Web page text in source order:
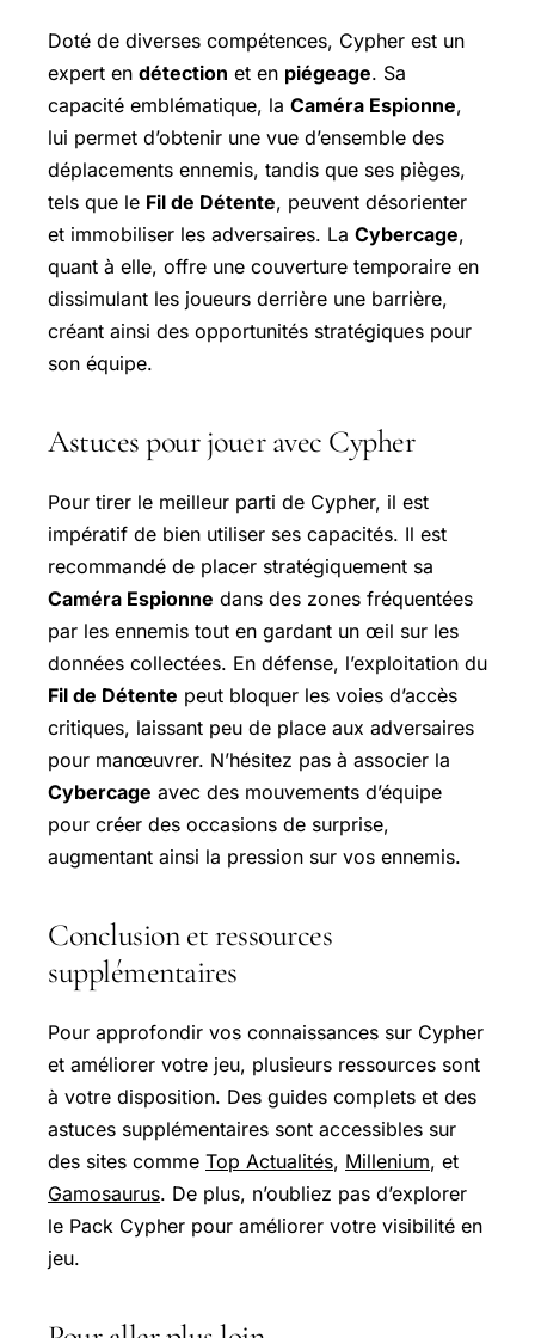
Doté de diverses compétences, Cypher est un
expert en détection et en piégeage. Sa
capacité emblématique, la Caméra Espionne,
lui permet d’obtenir une vue d’ensemble des
déplacements ennemis, tandis que ses pièges,
tels que le Fil de Détente, peuvent désorienter
et immobiliser les adversaires. La Cybercage,
quant à elle, offre une couverture temporaire en
dissimulant les joueurs derrière une barrière,
créant ainsi des opportunités stratégiques pour
son équipe.
Astuces pour jouer avec Cypher
Pour tirer le meilleur parti de Cypher, il est
impératif de bien utiliser ses capacités. Il est
recommandé de placer stratégiquement sa
Caméra Espionne dans des zones fréquentées
par les ennemis tout en gardant un œil sur les
données collectées. En défense, l’exploitation du
Fil de Détente peut bloquer les voies d’accès
critiques, laissant peu de place aux adversaires
pour manœuvrer. N’hésitez pas à associer la
Cybercage avec des mouvements d’équipe
pour créer des occasions de surprise,
augmentant ainsi la pression sur vos ennemis.
Conclusion et ressources
supplémentaires
Pour approfondir vos connaissances sur Cypher
et améliorer votre jeu, plusieurs ressources sont
à votre disposition. Des guides complets et des
astuces supplémentaires sont accessibles sur
des sites comme Top Actualités, Millenium, et
Gamosaurus. De plus, n’oubliez pas d’explorer
le Pack Cypher pour améliorer votre visibilité en
jeu.